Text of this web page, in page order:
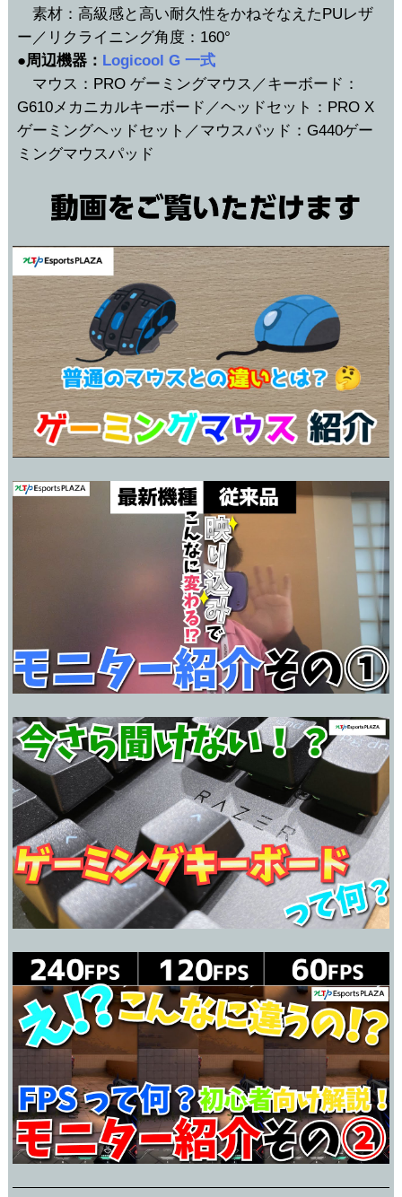
素材：高級感と高い耐久性をかねそなえたPUレザ
ー／リクライニング角度：160°
●周辺機器： Logicool G 一式
マウス：PRO ゲーミングマウス／キーボード：
G610メカニカルキーボード／ヘッドセット：PRO X
ゲーミングヘッドセット／マウスパッド：G440ゲー
ミングマウスパッド